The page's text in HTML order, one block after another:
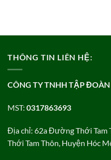
THÔNG TIN LIÊN HỆ:
CÔNG TY TNHH TẬP
MST: 0317863693
Địa chỉ: 62a Đường Thới Tam
Thới Tam Thôn, Huyện Hóc